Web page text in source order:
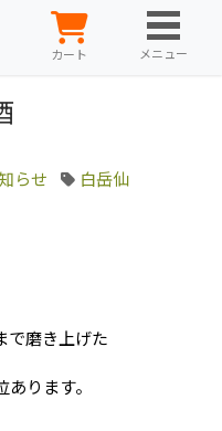
カート メニュー
らせ 白岳仙
で磨き上げた
ります。